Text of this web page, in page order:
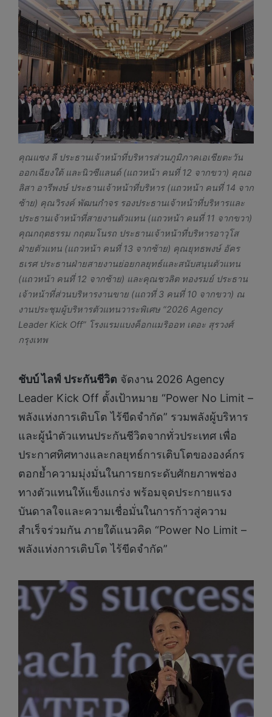
คุณแซง ลี ประธานเจ้าหน้าที่บริหารส่วนภูมิภาคเอเชียตะวัน
ออกเฉียงใต้ และนิวซีแลนด์ (แถวหน้า คนที่ 12 จากขวา) คุณอ
ลิสา อารีพงษ์ ประธานเจ้าหน้าที่บริหาร (แถวหน้า คนที่ 14 จาก
ซ้าย) คุณวิรงค์ พัฒนกำจร รองประธานเจ้าหน้าที่บริหารและ
ประธานเจ้าหน้าที่สายงานตัวแทน (แถวหน้า คนที่ 11 จากขวา)
คุณกฤตธรรม กฤตมโนรถ ประธานเจ้าหน้าที่บริหารอาวุโส
ฝ่ายตัวแทน (แถวหน้า คนที่ 13 จากซ้าย) คุณยุทธพงษ์ อัคร
ธเรศ ประธานฝ่ายสายงานย่อยกลยุทธ์และสนับสนุนตัวแทน
(แถวหน้า คนที่ 12 จากซ้าย) และคุณชวลิต ทองรมย์ ประธาน
เจ้าหน้าที่ส่วนบริหารงานขาย (แถวที่ 3 คนที่ 10 จากขวา) ณ
งานประชุมผู้บริหารตัวแทนวาระพิเศษ “2026 Agency
Leader Kick Off” โรงแรมแบงค็อกแมริออท เดอะ สุรวงศ์
กรุงเทพ
ชับบ์ ไลฟ์ ประกันชีวิต จัดงาน 2026 Agency
Leader Kick Off ตั้งเป้าหมาย “Power No Limit –
พลังแห่งการเติบโต ไร้ขีดจำกัด” รวมพลังผู้บริหาร
และผู้นำตัวแทนประกันชีวิตจากทั่วประเทศ เพื่อ
ประกาศทิศทางและกลยุทธ์การเติบโตขององค์กร
ตอกย้ำความมุ่งมั่นในการยกระดับศักยภาพช่อง
ทางตัวแทนให้แข็งแกร่ง พร้อมจุดประกายแรง
บันดาลใจและความเชื่อมั่นในการก้าวสู่ความ
สำเร็จร่วมกัน ภายใต้แนวคิด “Power No Limit –
พลังแห่งการเติบโต ไร้ขีดจำกัด”